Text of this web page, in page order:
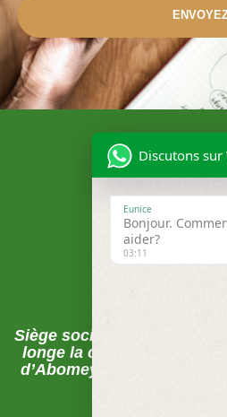
Siège social , Abomey-
longe la clôture de la
d’Abomey-Calavi sur les
Discutons sur
Eunice
Bonjour.
aider?
03:11